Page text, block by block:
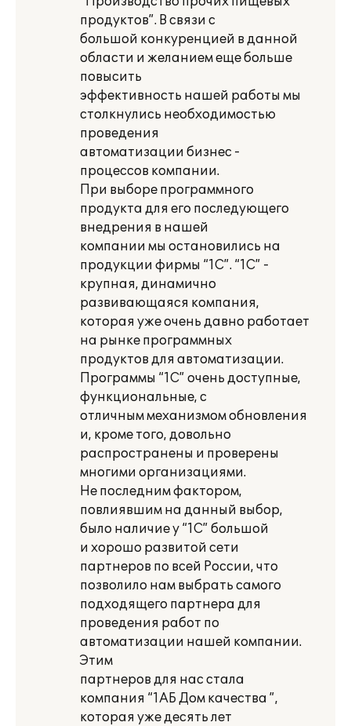
продуктов”. В связи с
большой конкуренцией в данной
области и желанием еще больше
повысить
эффективность нашей работы мы
столкнулись необходимостью
проведения
автоматизации бизнес -
процессов компании.
При выборе программного
продукта для его последующего
внедрения в нашей
компании мы остановились на
продукции фирмы “1С”. “1С” -
крупная, динамично
развивающаяся компания,
которая уже очень давно работает
на рынке программных
продуктов для автоматизации.
Программы “1С” очень доступные,
функциональные, с
отличным механизмом обновления
и, кроме того, довольно
распространены и проверены
многими организациями.
Не последним фактором,
повлиявшим на данный выбор,
было наличие у “1С” большой
и хорошо развитой сети
партнеров по всей России, что
позволило нам выбрать самого
подходящего партнера для
проведения работ по
автоматизации нашей компании.
Этим
партнеров для нас стала
компания “1АБ Дом качества ”,
которая уже десять лет